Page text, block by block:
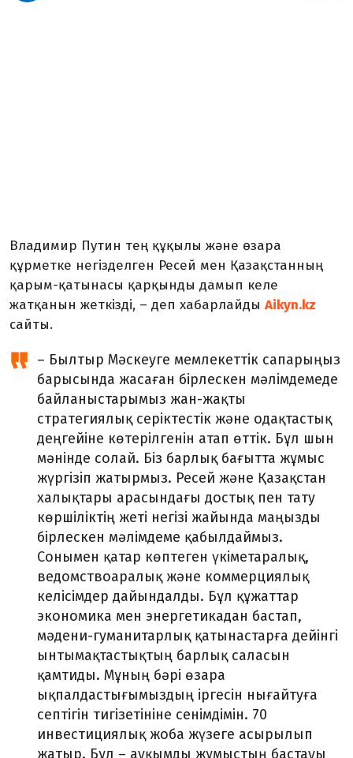
Владимир Путин тең құқылы және өзара
құрметке негізделген Ресей мен Қазақстанның
қарым-қатынасы қарқынды дамып келе
жатқанын жеткізді, – деп хабарлайды Aikyn.kz
сайты.
– Былтыр Мәскеуге мемлекеттік сапарыңыз
барысында жасаған бірлескен мәлімдемеде
байланыстарымыз жан-жақты
стратегиялық серіктестік және одақтастық
деңгейіне көтерілгенін атап өттік. Бұл шын
мәнінде солай. Біз барлық бағытта жұмыс
жүргізіп жатырмыз. Ресей және Қазақстан
халықтары арасындағы достық пен тату
көршіліктің жеті негізі жайында маңызды
бірлескен мәлімдеме қабылдаймыз.
Сонымен қатар көптеген үкіметаралық,
ведомствоаралық және коммерциялық
келісімдер дайындалды. Бұл құжаттар
экономика мен энергетикадан бастап,
мәдени-гуманитарлық қатынастарға дейінгі
ынтымақтастықтың барлық саласын
қамтиды. Мұның бәрі өзара
ықпалдастығымыздың іргесін нығайтуға
септігін тигізетініне сенімдімін. 70
инвестициялық жоба жүзеге асырылып
жатыр. Бұл – ауқымды жұмыстың бастауы